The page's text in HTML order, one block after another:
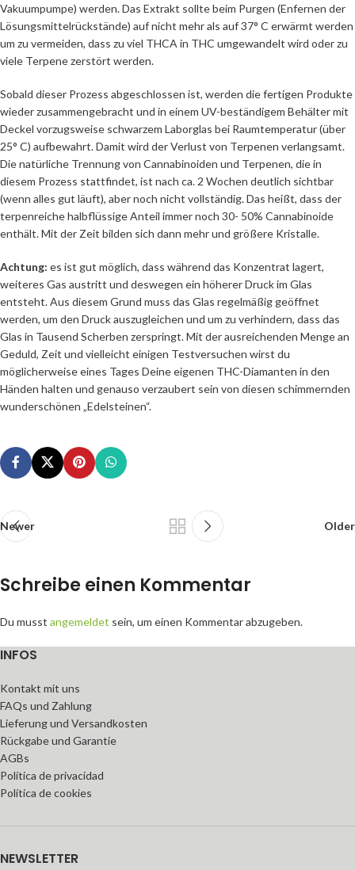
Vakuumpumpe) werden. Das Extrakt sollte beim Purgen (Enfernen der
Lösungsmittelrückstände) auf nicht mehr als auf 37° C erwärmt werden
um zu vermeiden, dass zu viel THCA in THC umgewandelt wird oder zu
viele Terpene zerstört werden.
Sobald dieser Prozess abgeschlossen ist, werden die fertigen Produkte
wieder zusammengebracht und in einem UV-beständigem Behälter mit
Deckel vorzugsweise schwarzem Laborglas bei Raumtemperatur (über
25° C) aufbewahrt. Damit wird der Verlust von Terpenen verlangsamt.
Die natürliche Trennung von Cannabinoiden und Terpenen, die in
diesem Prozess stattfindet, ist nach ca. 2 Wochen deutlich sichtbar
(wenn alles gut läuft), aber noch nicht vollständig. Das heißt, dass der
terpenreiche halbflüssige Anteil immer noch 30- 50% Cannabinoide
enthält. Mit der Zeit bilden sich dann mehr und größere Kristalle.
Achtung: es ist gut möglich, dass während das Konzentrat lagert,
weiteres Gas austritt und deswegen ein höherer Druck im Glas
entsteht. Aus diesem Grund muss das Glas regelmäßig geöffnet
werden, um den Druck auszugleichen und um zu verhindern, dass das
Glas in Tausend Scherben zerspringt. Mit der ausreichenden Menge an
Geduld, Zeit und vielleicht einigen Testversuchen wirst du
möglicherweise eines Tages Deine eigenen THC-Diamanten in den
Händen halten und genauso verzaubert sein von diesen schimmernden
wunderschönen „Edelsteinen“.
Newer Older
Schreibe einen Kommentar
Du musst angemeldet sein, um einen Kommentar abzugeben.
INFOS
Kontakt mit uns
FAQs und Zahlung
Lieferung und Versandkosten
Rückgabe und Garantie
AGBs
Política de privacidad
Política de cookies
NEWSLETTER